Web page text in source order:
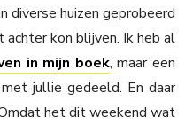
diverse huizen geprobeerd
kon blijven. Ik heb al
in mijn boek, maar een
jullie gedeeld. En daar
het dit weekend wat